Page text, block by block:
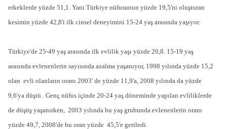
erkeklerde yüzde 51,1. Yani Türkiye nüfusunun yüzde 19,5'ni oluşturan
kesimin yüzde 42,8'i ilk cinsel deneyimini 15-24 yaş arasında yaşıyor.
Türkiye'de 25-49 yaş arasında ilk evlilik yaşı yüzde 20,8. 15-19 yaş
arasında evlenenlerin sayısında azalma yaşanıyor, 1998 yılında yüzde 15,2
olan evli olanların oranı 2003' de yüzde 11,9'a, 2008 yılında da yüzde
9,6'ya düştü. Genç nüfus içinde 20-24 yaş döneminde yapılan evliliklerde
de düşüş yaşanırken, 2003 yılında bu yaş grubunda evlenenlerin oranı
yüzde 49,7, 2008'de bu oran yüzde 45,5'e geriledi.